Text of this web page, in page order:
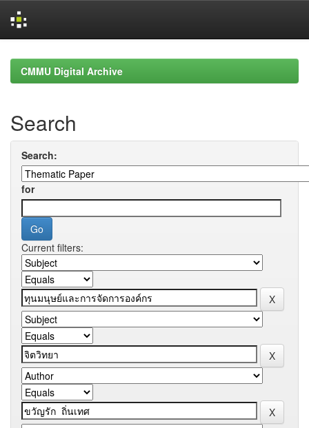
navigationCMMU Digital Archive
Search
Search:
for
Current filters: